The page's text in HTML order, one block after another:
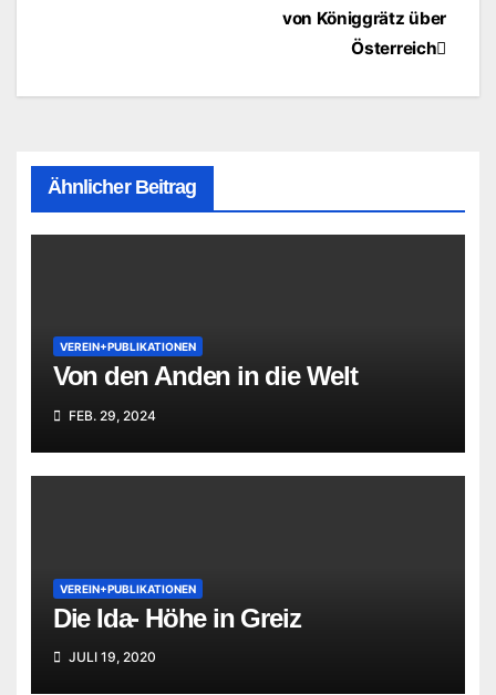
von Königgrätz über
Österreich
Ähnlicher Beitrag
VEREIN+PUBLIKATIONEN
Von den Anden in die Welt
FEB. 29, 2024
VEREIN+PUBLIKATIONEN
Die Ida- Höhe in Greiz
JULI 19, 2020